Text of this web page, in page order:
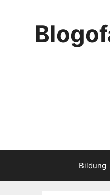
Bildung